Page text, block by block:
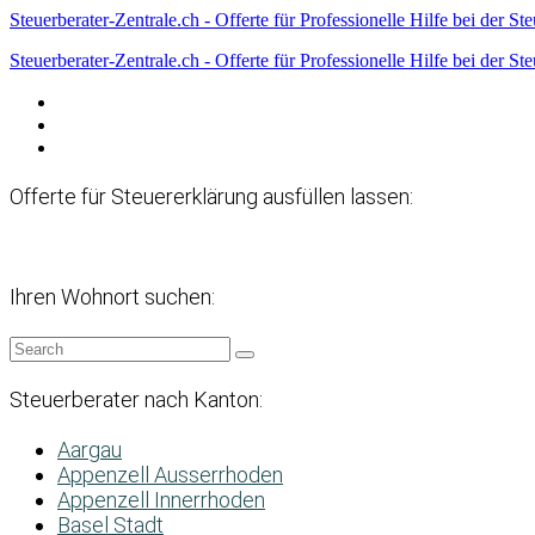
Steuerberater-Zentrale.ch - Offerte für Professionelle Hilfe bei der
Steuerberater-Zentrale.ch - Offerte für Professionelle Hilfe bei der
Offerte für Steuererklärung ausfüllen lassen:
Ihren Wohnort suchen:
Steuerberater nach Kanton:
Aargau
Appenzell Ausserrhoden
Appenzell Innerrhoden
Basel Stadt